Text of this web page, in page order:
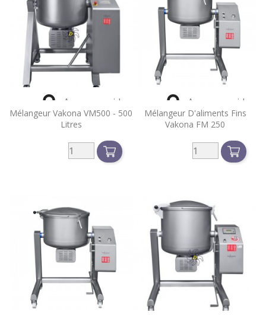
Mélangeur Vakona VM500 - 500
Litres
 Aperçu rapide
Mélangeur D'aliments Fins
Vakona FM 250
 Aperçu rapide